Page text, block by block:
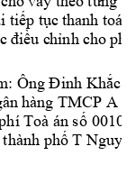
tiếp tục thanh toán
điều chỉnh cho ph
Ông Đinh Khắc
hàng TMCP A
Toà án số
phố T Nguyê